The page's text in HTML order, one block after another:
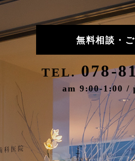
無料相談・
TEL. 078-
am 9:00-1:00 /